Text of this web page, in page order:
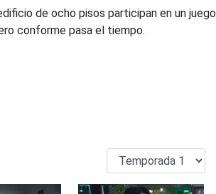
de ocho pisos participan en un juego
conforme pasa el tiempo.